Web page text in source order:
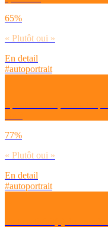
65%
« Plutôt oui »
En detail
#autoportrait
77%
« Plutôt oui »
En detail
#autoportrait